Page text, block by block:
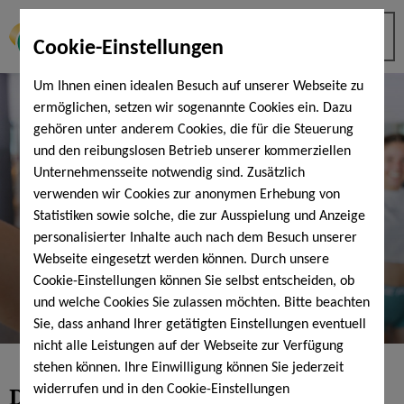
Cookie-Einstellungen
Um Ihnen einen idealen Besuch auf unserer Webseite zu
ermöglichen, setzen wir sogenannte Cookies ein. Dazu
gehören unter anderem Cookies, die für die Steuerung
und den reibungslosen Betrieb unserer kommerziellen
Unternehmensseite notwendig sind. Zusätzlich
verwenden wir Cookies zur anonymen Erhebung von
Statistiken sowie solche, die zur Ausspielung und Anzeige
personalisierter Inhalte auch nach dem Besuch unserer
Webseite eingesetzt werden können. Durch unsere
Cookie-Einstellungen können Sie selbst entscheiden, ob
und welche Cookies Sie zulassen möchten. Bitte beachten
Sie, dass anhand Ihrer getätigten Einstellungen eventuell
nicht alle Leistungen auf der Webseite zur Verfügung
stehen können. Ihre Einwilligung können Sie jederzeit
widerrufen und in den Cookie-Einstellungen
Danke!